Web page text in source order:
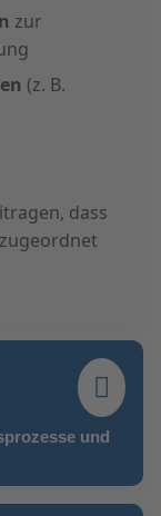
zur
(z. B.
dass
und